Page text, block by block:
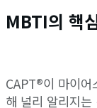
MBTI의 핵
CAPT®이 마이
해 널리 알리지